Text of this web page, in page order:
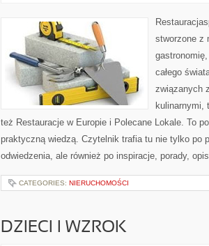
stworzone z
całego
związanych
kulinarnymi,
też Restauracje w Europie i Polecane Lokale. To
praktyczną wiedzą. Czytelnik trafia tu nie tylko po
odwiedzenia, ale również po inspiracje, porady,
CATEGORIES: NIERUCHOMOŚCI
DZIECI I WZROK